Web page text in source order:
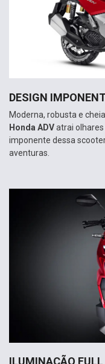
DESIGN
Moderna, robusta e
Honda ADVatrai olhares
imponente dessa
aventuras.